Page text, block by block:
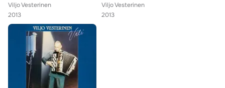
Viljo Vesterinen
2013
Viljo Vesterinen
2013